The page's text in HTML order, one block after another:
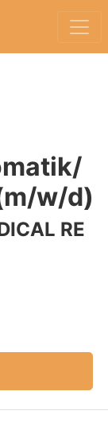
w/d)
RE